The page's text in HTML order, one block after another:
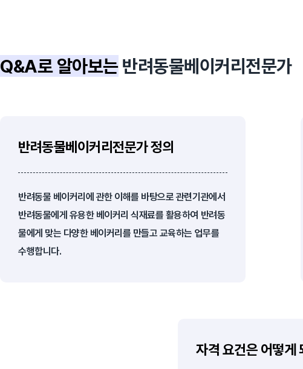
Q&A로 알아보는반려동물베이커리전문가
반려동물베이커리전문가 정의
반려동물 베이커리에 관한 이해를 바탕으로 관련기관에서
반려동물에게 유용한 베이커리 식재료를 활용하여 반려동
물에게 맞는 다양한 베이커리를 만들고 교육하는 업무를
수행합니다.
자격 요건은 어떻게